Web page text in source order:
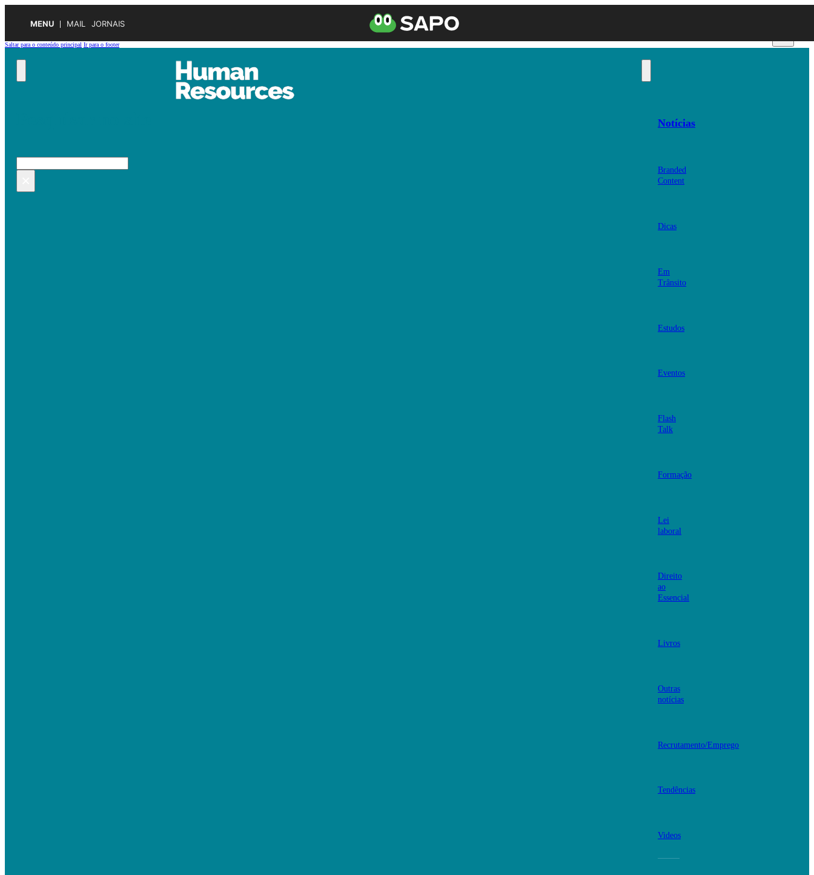
MENU MAIL JORNAIS
Saltar para o conteúdo principal Ir para o footer
Pesquisar
Notícias
Branded
Content
Dicas
Em
Trânsito
Estudos
Eventos
Flash
Talk
Formação
Lei
laboral
Direito
ao
Essencial
Livros
Outras
notícias
Recrutamento/Emprego
Tendências
Videos